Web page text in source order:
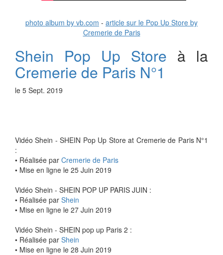
photo album by vb.com - article sur le Pop Up Store by
Cremerie de Paris
Shein Pop Up Store à la
Cremerie de Paris N°1
le 5 Sept. 2019
Vidéo Shein - SHEIN Pop Up Store at Cremerie de Paris N°1
:
• Réalisée par Cremerie de Paris
• Mise en ligne le 25 Juin 2019
Vidéo Shein - SHEIN POP UP PARIS JUIN :
• Réalisée par Shein
• Mise en ligne le 27 Juin 2019
Vidéo Shein - SHEIN pop up Paris 2 :
• Réalisée par Shein
• Mise en ligne le 28 Juin 2019